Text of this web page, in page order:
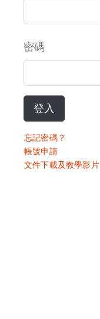
密碼
登入
忘記密碼？
帳號申請
文件下載及教學影片